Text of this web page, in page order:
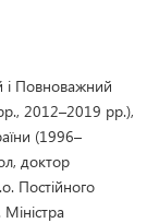
і Повноважний
2012–2019 рр.),
(1996–
доктор
Постійного